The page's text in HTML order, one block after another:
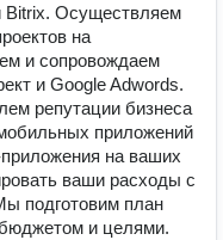
Bitrix. Осуществляем
на
и сопровождаем
и Google Adwords.
репутации бизнеса
приложений
на ваших
ваши расходы с
подготовим план
и целями.